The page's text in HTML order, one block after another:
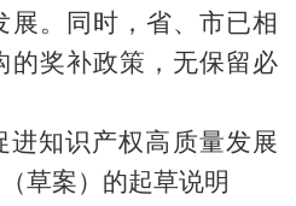
展。同时，省、市已相
的奖补政策，无保留必
进知识产权高质量发展
草案）的起草说明